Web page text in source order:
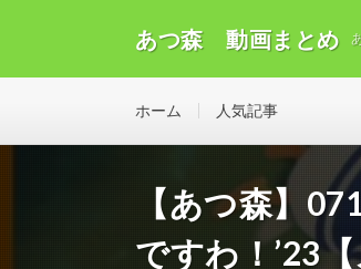
あつ森 動画まとめ
ホーム 人気記事
【あつ森】
ですわ！’23